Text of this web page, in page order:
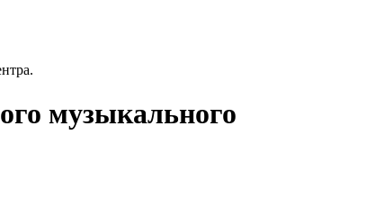
музыкального